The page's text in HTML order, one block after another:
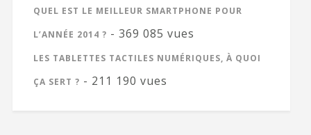
QUEL EST LE MEILLEUR SMARTPHONE POUR
L’ANNÉE 2014 ? - 369 085 vues
LES TABLETTES TACTILES NUMÉRIQUES, À QUOI
ÇA SERT ? - 211 190 vues